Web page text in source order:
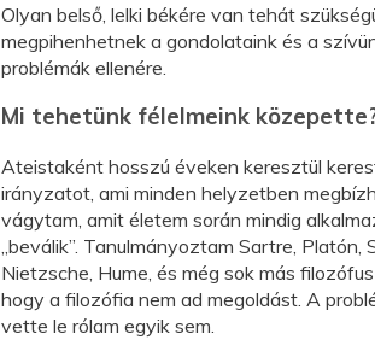
Olyan belső, lelki békére van tehát
megpihenhetnek a gondolataink és a
problémák ellenére.
Mi tehetünk félelmeink
Ateistaként hosszú éveken keresztül
irányzatot, ami minden helyzetben
vágytam, amit életem során mindig
„beválik”. Tanulmányoztam Sartre,
Nietzsche, Hume, és még sok más
hogy a filozófia nem ad megoldást. A
vette le rólam egyik sem.